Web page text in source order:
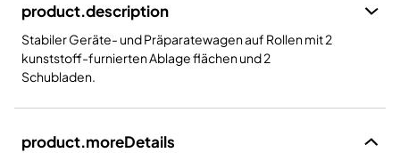
product.description
Stabiler Geräte- und Präparatewagen auf Rollen mit 2
kunststoff-furnierten Ablage flächen und 2
Schubladen.
product.moreDetails